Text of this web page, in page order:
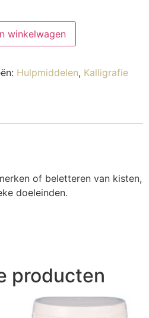
winkelwagen
Hulpmiddelen, Kalligrafie
of beletteren van kisten,
doeleinden.
producten